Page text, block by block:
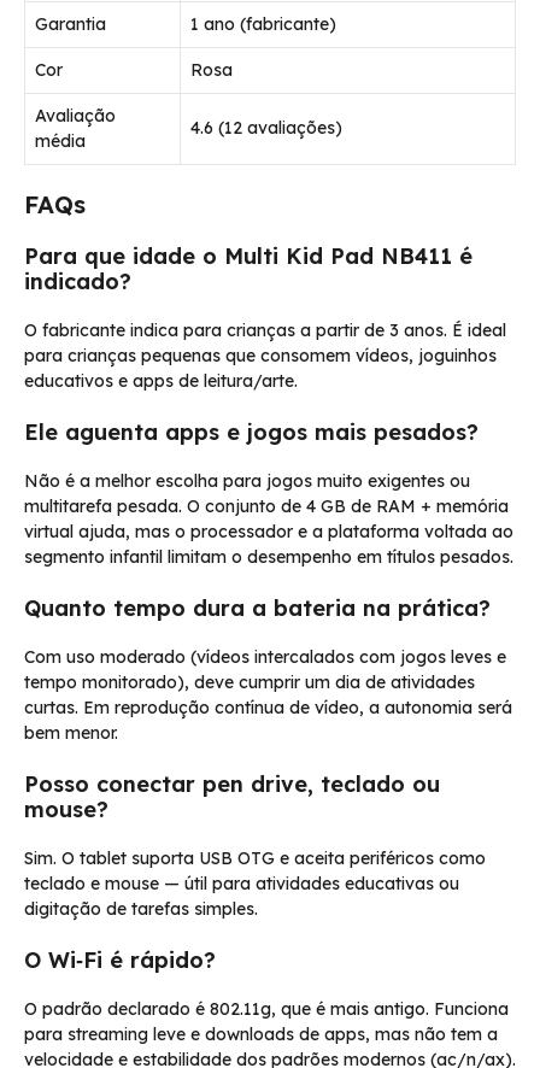
Garantia 1 ano (fabricante)
Cor Rosa
Avaliação
média
4.6 (12 avaliações)
FAQs
Para que idade o Multi Kid Pad NB411 é
indicado?
O fabricante indica para crianças a partir de 3 anos. É ideal
para crianças pequenas que consomem vídeos, joguinhos
educativos e apps de leitura/arte.
Ele aguenta apps e jogos mais pesados?
Não é a melhor escolha para jogos muito exigentes ou
multitarefa pesada. O conjunto de 4 GB de RAM + memória
virtual ajuda, mas o processador e a plataforma voltada ao
segmento infantil limitam o desempenho em títulos pesados.
Quanto tempo dura a bateria na prática?
Com uso moderado (vídeos intercalados com jogos leves e
tempo monitorado), deve cumprir um dia de atividades
curtas. Em reprodução contínua de vídeo, a autonomia será
bem menor.
Posso conectar pen drive, teclado ou
mouse?
Sim. O tablet suporta USB OTG e aceita periféricos como
teclado e mouse — útil para atividades educativas ou
digitação de tarefas simples.
O Wi‑Fi é rápido?
O padrão declarado é 802.11g, que é mais antigo. Funciona
para streaming leve e downloads de apps, mas não tem a
velocidade e estabilidade dos padrões modernos (ac/n/ax).